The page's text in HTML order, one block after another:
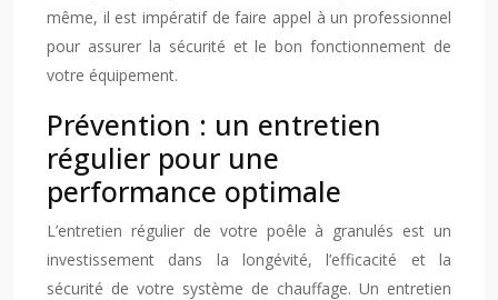
même, il est impératif de faire appel à un professionnel
pour assurer la sécurité et le bon fonctionnement de
votre équipement.
Prévention : un entretien
régulier pour une
performance optimale
L’entretien régulier de votre poêle à granulés est un
investissement dans la longévité, l’efficacité et la
sécurité de votre système de chauffage. Un entretien